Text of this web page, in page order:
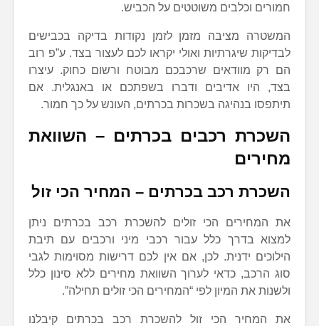
חמורים וכלבים משוטטים על הכביש.
המשטרה מציבה מזמן לזמן נקודות בדיקה בכבישים
לבדיקות שיגרתיות ואולי יקראו לכם לעצור בצד. ע”פ רוב
הם רק מוודאים שרכבכם מבוטח ורשום כחוק. עיצרו
בצד, היו אדיבים ודברו בשפתכם או באנגלית. אם
תיתפסו בנהיגה בשכרות בכרתים, העונש על כך חמור.
השכרת רכבים בכרתים – השוואת
מחירים
השכרת רכב בכרתים – המחיר הכי זול
את המחירים הכי זולים להשכרת רכב בכרתים ניתן
למצוא בדרך כלל עבור רכבי מיני ורכבים עם תיבת
הילוכים ידנית. לכן, אם אין לכם דרישות מסוימות לגבי
סוג הרכב, כדאי לערוך השוואת מחירים ללא סינון כלל
ולשנות את המיון לפי “המחירים הכי זולים תחילה”.
את המחיר הכי זול להשכרת רכב בכרתים קיבלנו